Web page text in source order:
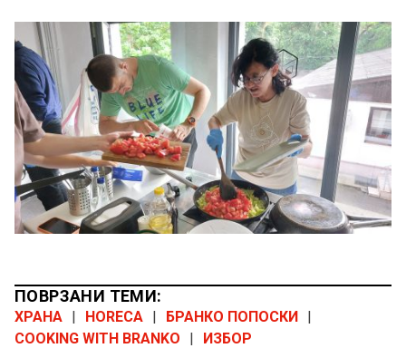
ПОВРЗАНИ ТЕМИ:
ХРАНА | HORECA | БРАНКО ПОПОСКИ |
COOKING WITH BRANKO
| ИЗБОР